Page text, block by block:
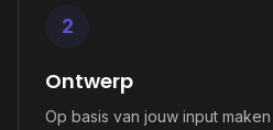
2
Ontwerp
Op basis van jouw input